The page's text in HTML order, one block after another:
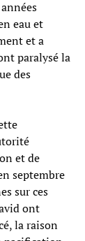
eau et
et a
paralysé la
des
et de
septembre
sur ces
ont
la raison